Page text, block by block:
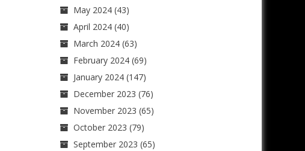
May 2024(43)
April 2024(40)
March 2024(63)
February 2024(69)
January 2024(147)
December 2023 (76)
November 2023 (65)
October 2023 (79)
September 2023 (65)